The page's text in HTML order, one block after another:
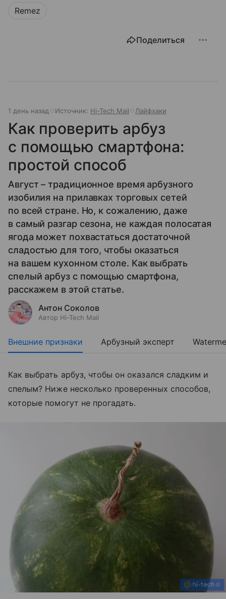
Remez
Поделиться
1 день назад Источник: Hi-Tech Mail Лайфхаки
Как проверить арбуз
с помощью смартфона:
простой способ
Август – традиционное время арбузного
изобилия на прилавках торговых сетей
по всей стране. Но, к сожалению, даже
в самый разгар сезона, не каждая полосатая
ягода может похвастаться достаточной
сладостью для того, чтобы оказаться
на вашем кухонном столе. Как выбрать
спелый арбуз с помощью смартфона,
расскажем в этой статье.
Антон Соколов
Автор Hi-Tech Mail
Внешние признаки Арбузный эксперт
Как выбрать арбуз, чтобы он оказался сладким и
спелым? Ниже несколько проверенных способов,
которые помогут не прогадать.